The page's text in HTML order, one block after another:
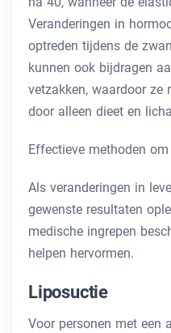
Veranderingen in
optreden tijdens de
kunnen ook bijdragen
vetzakken, waardoor ze
door alleen dieet en
Effectieve methoden
Als veranderingen in
gewenste resultaten
medische ingrepen
helpen hervormen.
Liposuctie
Voor personen met een